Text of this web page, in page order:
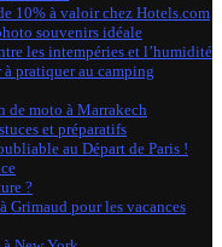
10% à valoir chez Hotels.com
souvenirs idéale
les intempéries et l’humidité
pratiquer au camping
de moto à Marrakech
et préparatifs
au Départ de Paris !
?
Grimaud pour les vacances